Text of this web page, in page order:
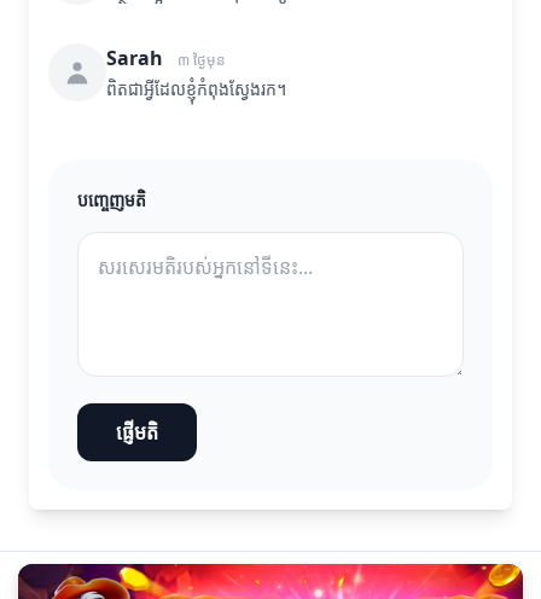
Sarah ៣ ថ្ងៃមុន
ពិតជាអ្វីដែលខ្ញុំកំពុងស្វែងរក។
បញ្ចេញមតិ
ផ្ញើមតិ